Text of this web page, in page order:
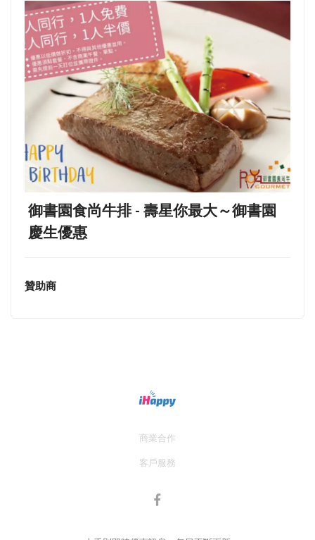
御書園食尚牛排 - 壽星你最大～御書園
慶生優惠
贊助商
商業合作
客戶服務